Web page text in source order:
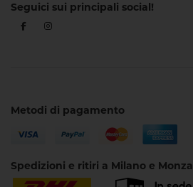
Seguici sui principali social!
Metodi di pagamento
Spedizioni e ritiri a Milano e Monza